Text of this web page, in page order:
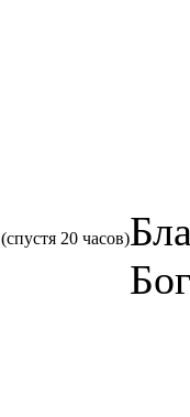
(спустя 20 часов)